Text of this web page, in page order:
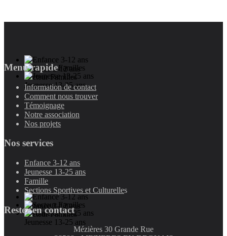
Enfance 3-12 ans
Enfance 3-12 ans
Secteur Familles
Secteur Familles
Jeunesse 13-25 ans
Jeunesse 13-25 ans
Menu rapide
Information de contact
Comment nous trouver
Témoignage
Notre association
Nos projets
Nos services
Enfance 3-12 ans
Jeunesse 13-25 ans
Famille
Sections Sportives et Culturelles
Restez en contact
Mézières 30 Grande Rue